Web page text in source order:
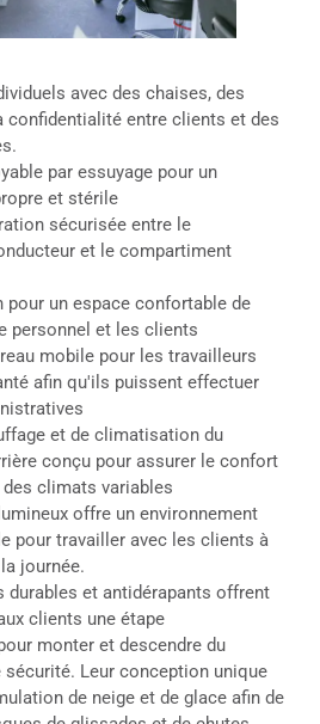
avec des chaises, des
confidentialité entre clients et des
par essuyage pour un
et stérile
sécurisée entre le
et le compartiment
pour un espace confortable de
personnel et les clients
mobile pour les travailleurs
afin qu'ils puissent effectuer
et de climatisation du
conçu pour assurer le confort
climats variables
offre un environnement
pour travailler avec les clients à
journée.
durables et antidérapants offrent
clients une étape
monter et descendre du
Leur conception unique
de neige et de glace afin de